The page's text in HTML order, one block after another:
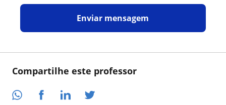
Compartilhe este professor
Enviar mensagem